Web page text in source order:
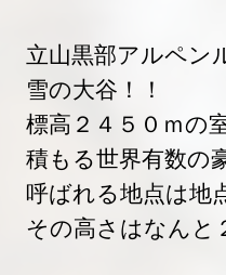
立山黒部アルペン
雪の大谷！！
標高２４５０ｍの
積もる世界有数の
呼ばれる地点は地
その高さはなんと